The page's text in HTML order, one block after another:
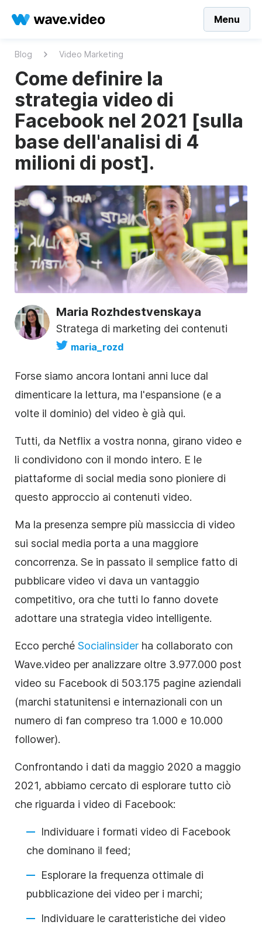
Menu
Blog Video Marketing
Come definire la
strategia video di
Facebook nel 2021 [sulla
base dell'analisi di 4
milioni di post].
Maria Rozhdestvenskaya
Stratega di marketing dei contenuti
maria_rozd
Forse siamo ancora lontani anni luce dal
dimenticare la lettura, ma l'espansione (e a
volte il dominio) del video è già qui.
Tutti, da Netflix a vostra nonna, girano video e
li condividono con il mondo intero. E le
piattaforme di social media sono pioniere di
questo approccio ai contenuti video.
Ma la presenza sempre più massiccia di video
sui social media porta a una maggiore
concorrenza. Se in passato il semplice fatto di
pubblicare video vi dava un vantaggio
competitivo, ora che tutti lo fanno dovete
adottare una strategia video intelligente.
Ecco perché Socialinsider ha collaborato con
Wave.video per analizzare oltre 3.977.000 post
video su Facebook di 503.175 pagine aziendali
(marchi statunitensi e internazionali con un
numero di fan compreso tra 1.000 e 10.000
follower).
Confrontando i dati da maggio 2020 a maggio
2021, abbiamo cercato di esplorare tutto ciò
che riguarda i video di Facebook:
Individuare i formati video di Facebook
che dominano il feed;
Esplorare la frequenza ottimale di
pubblicazione dei video per i marchi;
Individuare le caratteristiche dei video